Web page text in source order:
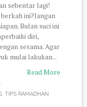
sebentar lagi!
ini?Jangan
Bulan suci ini
diri,
sesama. Agar
mulai lakukan...
Read More
, TIPS RAMADHAN